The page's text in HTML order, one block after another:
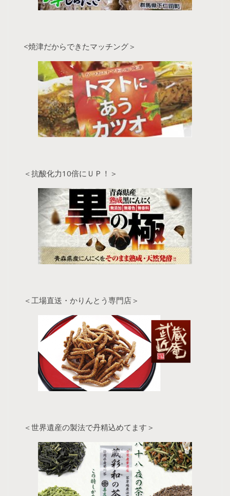
<焼津だからできたマッチング＞
＜抗酸化力10倍にＵＰ！＞
＜工場直送・かりんとう専門店＞
＜世界遺産の製法で丹精込めてます＞